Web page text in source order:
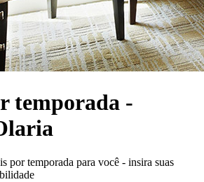
temporada -
por temporada para você - insira suas